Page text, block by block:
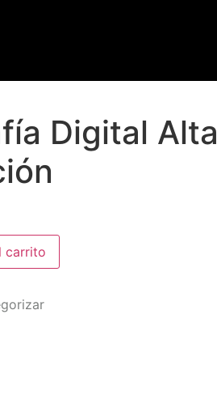
Digital Alta
carrito